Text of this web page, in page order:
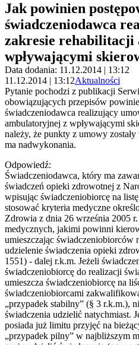
Jak powinien
świadczeniodawca
zakresie
wpływającymi
Data dodania: 11.12.2014 | 13:12
11.12.2014 | 13:12Aktualności
Pytanie pochodzi z publikacji
obowiązujących przepisów
świadczeniodawca realizujący
ambulatoryjnej z wpływającymi
należy, że punkty z umowy
ma nadwykonania.
Odpowiedź:
Świadczeniodawca, który ma
świadczeń opieki zdrowotnej z
wpisując świadczeniobiorcę na
stosować kryteria medyczne
Zdrowia z dnia 26 września 2005
medycznych, jakimi powinni
umieszczając świadczeniobiorców
udzielenie świadczenia opieki
1551) - dalej r.k.m. Jeżeli
świadczeniobiorcę do realizacji
umieszcza świadczeniobiorcę na
świadczeniobiorcami
„przypadek stabilny” (§ 3 r.k.m.),
świadczenia udzielić natychmiast.
posiada już limitu przyjęć na
„przypadek pilny” w najbliższym